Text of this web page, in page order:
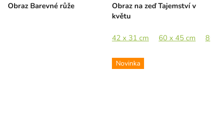
Obraz Barevné růže
Obraz na zeď Tajemství v
květu
42 x 31 cm 60 x 45 cm 80
Novinka